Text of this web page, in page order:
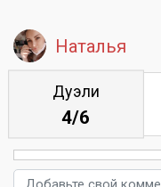
Наталья
Дуэли
4/6